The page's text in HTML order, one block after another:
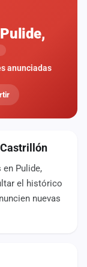
anunciadas
Pulide,
el histórico
nuevas